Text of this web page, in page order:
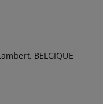
BELGIQUE